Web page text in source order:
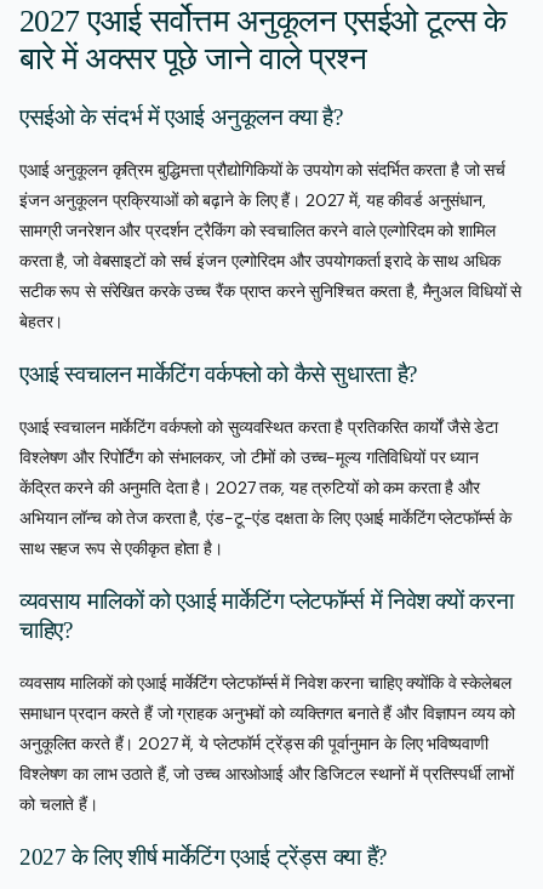
2027 एआई सर्वोत्तम अनुकूलन एसईओ टूल्स के
बारे में अक्सर पूछे जाने वाले प्रश्न
एसईओ के संदर्भ में एआई अनुकूलन क्या है?
एआई अनुकूलन कृत्रिम बुद्धिमत्ता प्रौद्योगिकियों के उपयोग को संदर्भित करता है जो सर्च
इंजन अनुकूलन प्रक्रियाओं को बढ़ाने के लिए हैं। 2027 में, यह कीवर्ड अनुसंधान,
सामग्री जनरेशन और प्रदर्शन ट्रैकिंग को स्वचालित करने वाले एल्गोरिदम को शामिल
करता है, जो वेबसाइटों को सर्च इंजन एल्गोरिदम और उपयोगकर्ता इरादे के साथ अधिक
सटीक रूप से संरेखित करके उच्च रैंक प्राप्त करने सुनिश्चित करता है, मैनुअल विधियों से
बेहतर।
एआई स्वचालन मार्केटिंग वर्कफ्लो को कैसे सुधारता है?
एआई स्वचालन मार्केटिंग वर्कफ्लो को सुव्यवस्थित करता है प्रतिकरित कार्यों जैसे डेटा
विश्लेषण और रिपोर्टिंग को संभालकर, जो टीमों को उच्च-मूल्य गतिविधियों पर ध्यान
केंद्रित करने की अनुमति देता है। 2027 तक, यह त्रुटियों को कम करता है और
अभियान लॉन्च को तेज करता है, एंड-टू-एंड दक्षता के लिए एआई मार्केटिंग प्लेटफॉर्म्स के
साथ सहज रूप से एकीकृत होता है।
व्यवसाय मालिकों को एआई मार्केटिंग प्लेटफॉर्म्स में निवेश क्यों करना
चाहिए?
व्यवसाय मालिकों को एआई मार्केटिंग प्लेटफॉर्म्स में निवेश करना चाहिए क्योंकि वे स्केलेबल
समाधान प्रदान करते हैं जो ग्राहक अनुभवों को व्यक्तिगत बनाते हैं और विज्ञापन व्यय को
अनुकूलित करते हैं। 2027 में, ये प्लेटफॉर्म ट्रेंड्स की पूर्वानुमान के लिए भविष्यवाणी
विश्लेषण का लाभ उठाते हैं, जो उच्च आरओआई और डिजिटल स्थानों में प्रतिस्पर्धी लाभों
को चलाते हैं।
2027 के लिए शीर्ष मार्केटिंग एआई ट्रेंड्स क्या हैं?